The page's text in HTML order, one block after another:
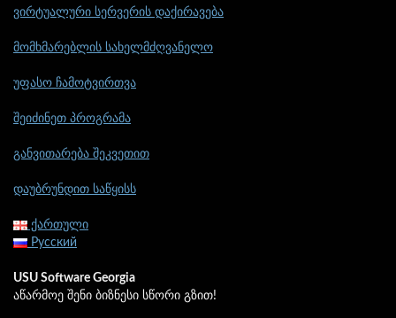
ვირტუალური სერვერის დაქირავება
მომხმარებლის სახელმძღვანელო
უფასო ჩამოტვირთვა
შეიძინეთ პროგრამა
განვითარება შეკვეთით
დაუბრუნდით საწყისს
ქართული
Русский
USU Software Georgia
აწარმოე შენი ბიზნესი სწორი გზით!